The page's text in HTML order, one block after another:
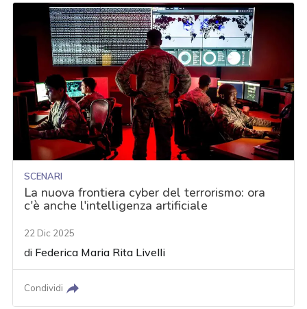
SCENARI
La nuova frontiera cyber del terrorismo: ora
c'è anche l'intelligenza artificiale
22 Dic 2025
di Federica Maria Rita Livelli
Condividi